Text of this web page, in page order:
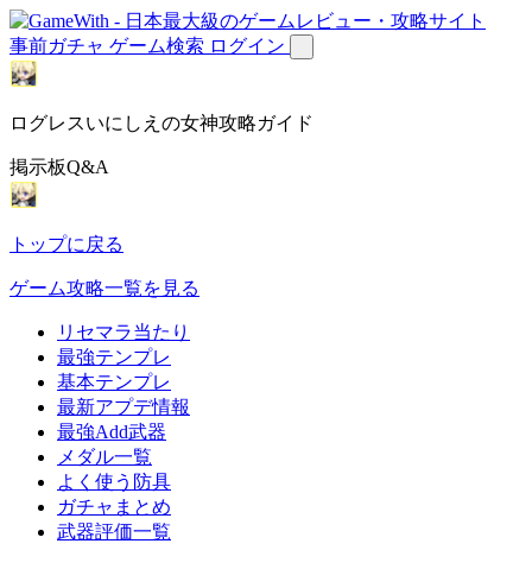
事前ガチャ ゲーム検索 ログイン
ログレスいにしえの女神攻略ガイド
掲示板Q&A
トップに戻る
ゲーム攻略一覧を見る
リセマラ当たり
最強テンプレ
基本テンプレ
最新アプデ情報
最強Add武器
メダル一覧
よく使う防具
ガチャまとめ
武器評価一覧